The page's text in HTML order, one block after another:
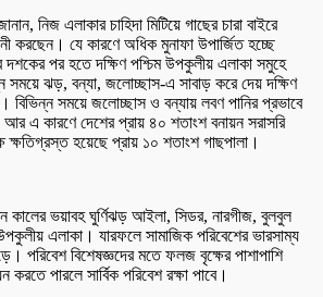
নিজ এলাকার চাহিদা মিটিয়ে গাছের চারা বাইরে
করছেন। যে কারণে অধিক মুনাফা উপার্জিত হচ্ছে
পর হতে দক্ষিণ পশ্চিম উপকুলীয় এলাকা সমুহে
সময়ে ঝড়, বন্যা, জলোচ্ছাস-এ সাবাড় করে দেয় দক্ষিণ
বিভিন্ন সময়ে জলোচ্ছাস ও বন্যায় লবণ পানির প্রভাবে
আর এ কারণে দেশের প্রায় ৪০ শতাংশ বনায়ন সরাসরি
ক্ষতিগ্রস্ত হয়েছে প্রায় ১০ শতাংশ গাছপালা।
কালের ভয়াবহ ঘুর্ণিঝড় আইলা, সিডর, নারগীজ, বুলবুল
এলাকা। যারফলে সামাজিক পরিবেশের ভারসাম্য
পরিবেশ বিশেষজ্ঞদের মতে ফলজ বৃক্ষের পাশাপাশি
করতে পারলে সার্বিক পরিবেশ রক্ষা পাবে।